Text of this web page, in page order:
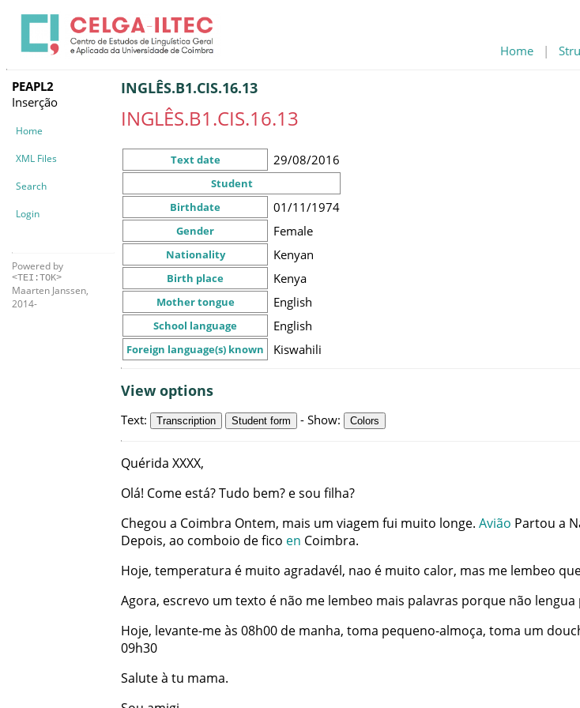
Home |
PEAPL2
Inserção
Home
XML Files
Search
Login
Powered by
<TEI:TOK>
Maarten Janssen,
2014-
INGLÊS.B1.CIS.16.13
INGLÊS.B1.CIS.16.13
Text date 29/08/2016
Student
Birthdate
01/11/1974
Gender Female
Nationality Kenyan
Birth place Kenya
Mother tongue English
School language English
Foreign language(s) known Kiswahili
View options
Text: Transcription Student form - Show: Colors
Quérida XXXX,
Olá! Come está?Tudo bem? esou filha?
Chegou a Coimbra Ontem, mais um viagem fui muito longe. Avião Partou a
Depois, ao comboio defico en Coimbra.
Hoje, temperatura é muito agradavél, nao é muito calor, mas me lembeo
Agora, escrevo um texto é não me lembeo mais palavras porque não lengua
Hoje, levante-meàs 08h00 de manha, toma pequeno-almoça, toma um
09h30
Saluteà tu mama.